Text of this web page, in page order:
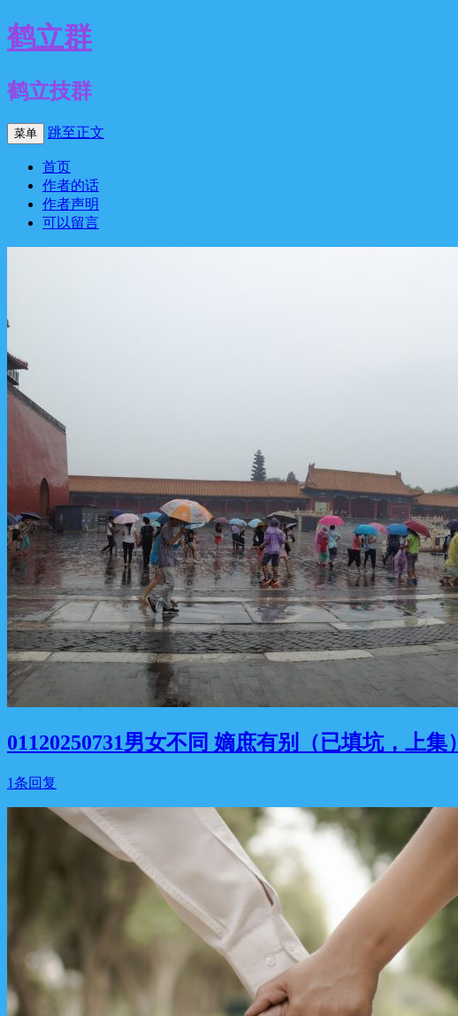
鹤立群
鹤立技群
菜单 跳至正文
首页
作者的话
作者声明
可以留言
01120250731男女不同 嫡庶有别（已填坑，上集）
1条回复